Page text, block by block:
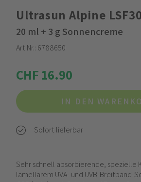
Ultrasun Alpine
20 ml + 3 g Sonnencreme
Art.Nr.: 6788650
CHF 16.90
IN DEN
Sofort lieferbar
Sehr schnell absorbierende, spezielle
lamellarem UVA- und UVB-Breitband-